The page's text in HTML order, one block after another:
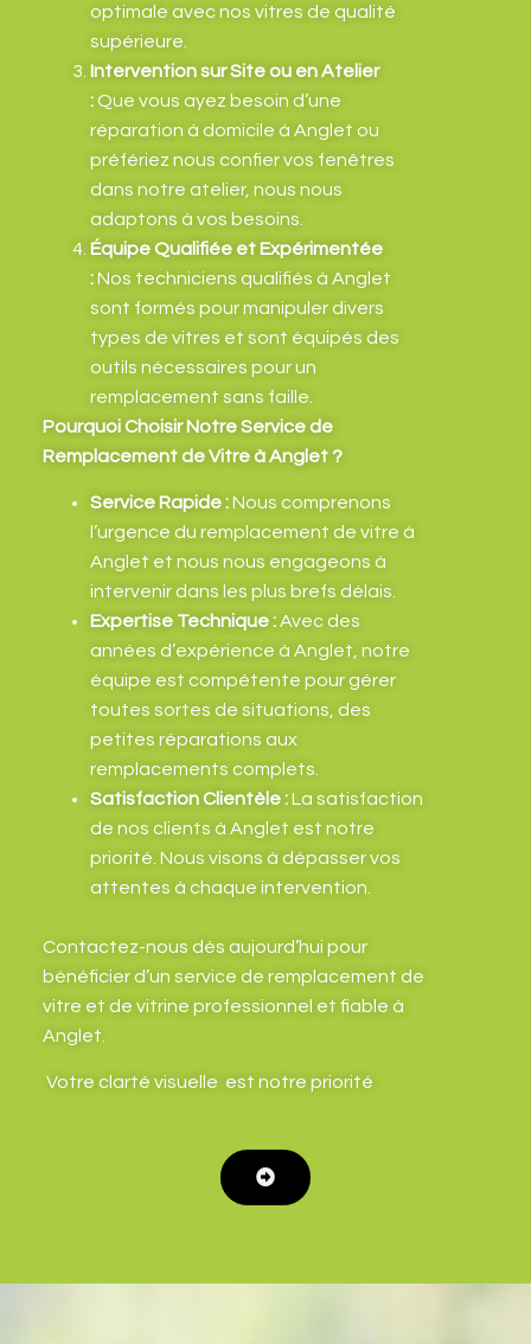
optimale avec nos vitres de qualité
supérieure.
Intervention sur Site ou en Atelier
:Que vous ayez besoin d’une
réparation à domicile à Anglet ou
préfériez nous confier vos fenêtres
dans notre atelier, nous nous
adaptons à vos besoins.
Équipe Qualifiée et Expérimentée
:Nos techniciens qualifiés à Anglet
sont formés pour manipuler divers
types de vitres et sont équipés des
outils nécessaires pour un
remplacement sans faille.
Pourquoi Choisir Notre Service de
Remplacement de Vitre à Anglet ?
Service Rapide :Nous comprenons
l’urgence du remplacement de vitre à
Anglet et nous nous engageons à
intervenir dans les plus brefs délais.
Expertise Technique :Avec des
années d’expérience à Anglet, notre
équipe est compétente pour gérer
toutes sortes de situations, des
petites réparations aux
remplacements complets.
Satisfaction Clientèle :La satisfaction
de nos clients à Anglet est notre
priorité. Nous visons à dépasser vos
attentes à chaque intervention.
Contactez-nous dès aujourd’hui pour
bénéficier d’un service de remplacement de
vitre et de vitrine professionnel et fiable à
Anglet.
Votre clarté visuelle est notre priorité